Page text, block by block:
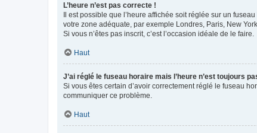
L’heure n’est pas correcte !
Il est possible que l’heure affichée soit réglée sur un
votre zone adéquate, par exemple Londres, Paris, New
Si vous n’êtes pas inscrit, c’est l’occasion idéale de le faire.
Haut
J’ai réglé le fuseau horaire mais l’heure n’est toujours
Si vous êtes certain d’avoir correctement réglé le fuseau
communiquer ce problème.
Haut